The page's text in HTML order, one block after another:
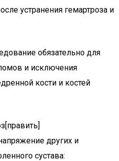
устранения гемартроза и
обязательно для
и исключения
кости и костей
других и
сустава: